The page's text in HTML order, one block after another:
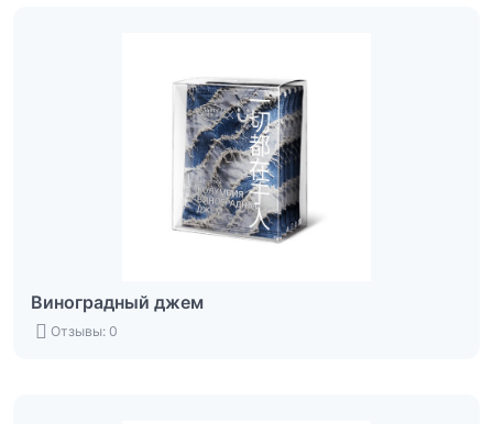
Виноградный джем
Отзывы: 0